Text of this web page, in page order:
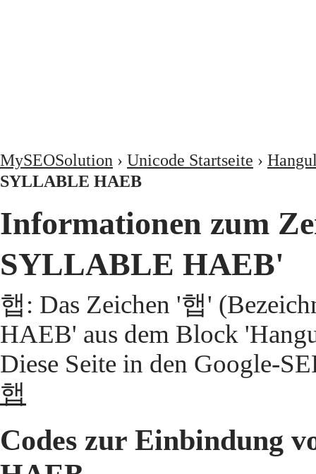
MySEOSolution › Unicode Startseite ›
SYLLABLE HAEB
Informationen zum
SYLLABLE HAEB'
햅: Das Zeichen '햅'
HAEB' aus dem Block
Diese Seite in den Google-
햅
Codes zur Einbindung